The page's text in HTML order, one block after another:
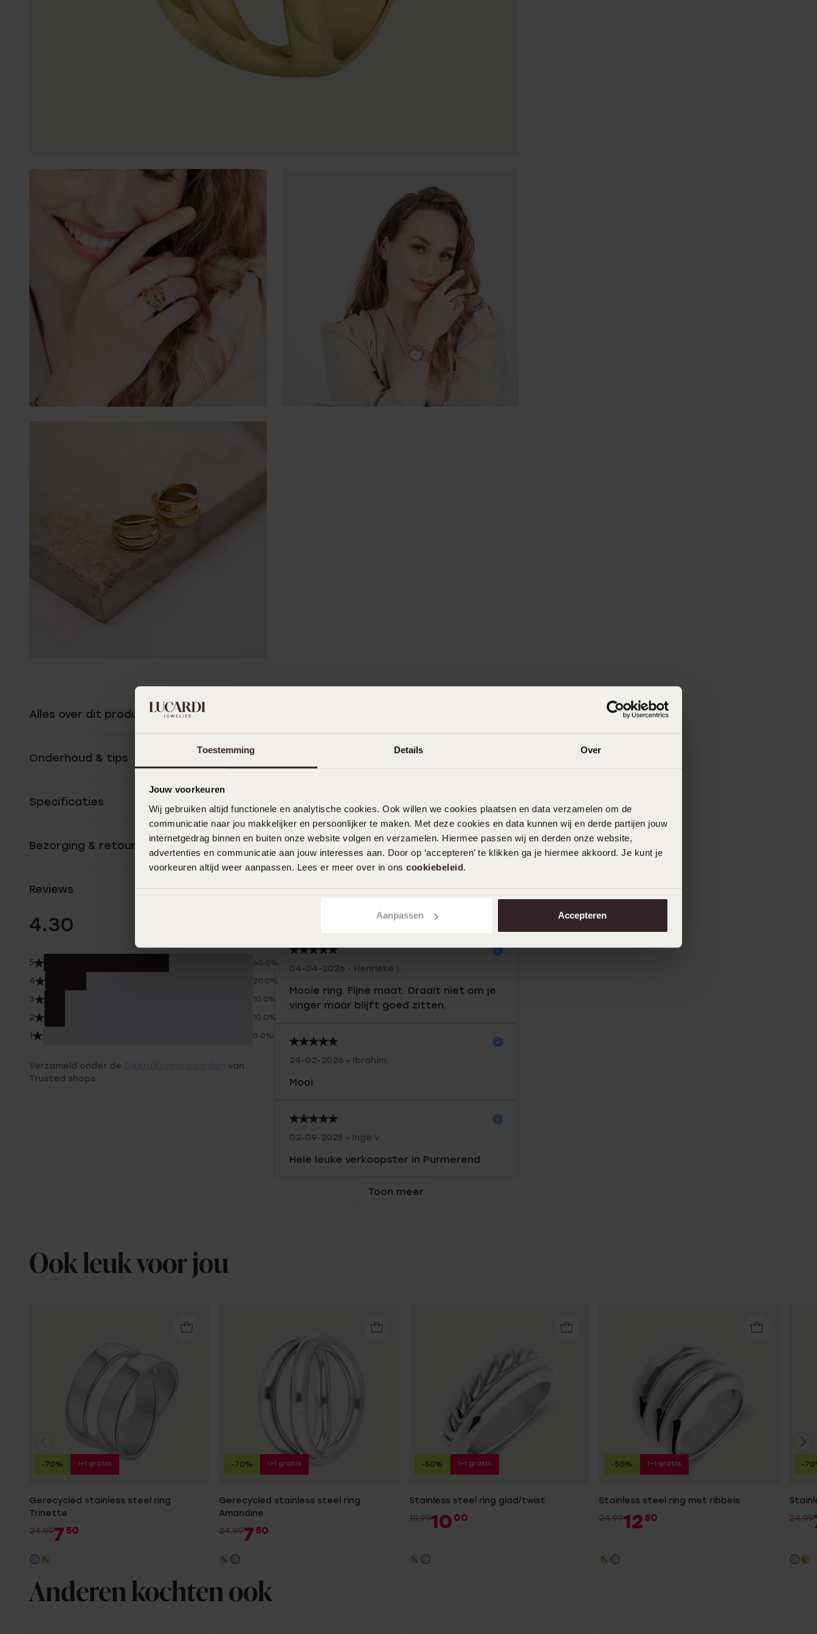
Toestemming Details Over
Jouw voorkeuren
Wij gebruiken altijd functionele en analytische cookies. Ook willen we cookies plaatsen en data verzamelen om de
communicatie naar jou makkelijker en persoonlijker te maken. Met deze cookies en data kunnen wij en derde partijen jouw
internetgedrag binnen en buiten onze website volgen en verzamelen. Hiermee passen wij en derden onze website,
advertenties en communicatie aan jouw interesses aan. Door op ‘accepteren’ te klikken ga je hiermee akkoord. Je kunt je
voorkeuren altijd weer aanpassen. Lees er meer over in ons cookiebeleid.
Aanpassen Accepteren
Alles over dit product
Onderhoud & tips
Specificaties
Bezorging & retourneren
Reviews
4.30
5 60.0%
4 20.0%
3 10.0%
2 10.0%
1 0.0%
Verzameld onder de
van
Trusted shops
04-04-2026 - Henrieke I.
Mooie ring. Fijne maat. Draait niet om je
vinger maar blijft goed zitten.
24-02-2026 - Ibrahim
Mooi
02-09-2025 - Inge v.
Hele leuke verkoopster in Purmerend
Toon meer
Ook leuk voor jou
Gerecycled stainless steel ring
Trinette
24.997 50
-70% 1+1 gratis
Gerecycled stainless steel ring
Amandine
24.997 50
-70% 1+1 gratis
Stainless steel ring glad/twist
19.9910 00
-50% 1+1 gratis
Stainless steel ring met ribbels
24.9912 50
-50% 1+1 gratis
24.99
-
Anderen kochten ook